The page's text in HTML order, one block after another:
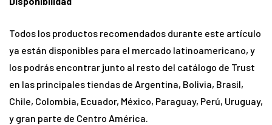
Todos los productos recomendados durante este artículo
ya están disponibles para el mercado latinoamericano, y
los podrás encontrar junto al resto del catálogo de Trust
en las principales tiendas de Argentina, Bolivia, Brasil,
Chile, Colombia, Ecuador, México, Paraguay, Perú, Uruguay,
y gran parte de Centro América.